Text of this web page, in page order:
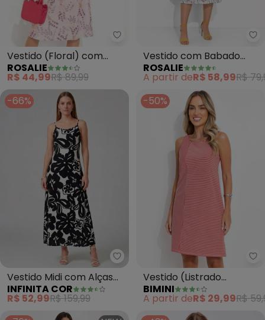
Rosalie - Vestido (Floral) com
Vestido (Floral) com
Decote Vazado
ROSALIE
R$ 44,99R$ 89,99
Vestido com Babado
(Floral Branco)
ROSALIE
A partir deR$ 58,99R$
-66%
Infinita Cor - Vestido Midi com
Vestido Midi com Alças
Finas (Branco)
INFINITA COR
R$ 52,99R$ 159,99
-50%
Vestido (Listrado
Vermelho) em Meia
Malha Listrada
BIMINI
A partir deR$ 29,99R$